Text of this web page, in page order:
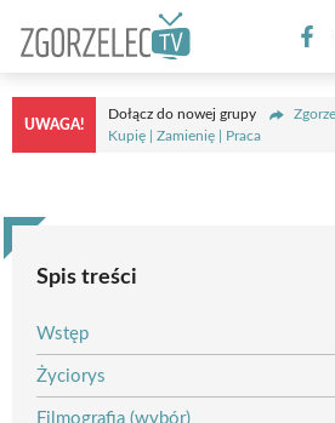
treści
UWAGA!
Dołącz do nowej grupy
Kupię | Zamienię | Praca
Spis treści
Wstęp
Życiorys
Filmografia (wybór)